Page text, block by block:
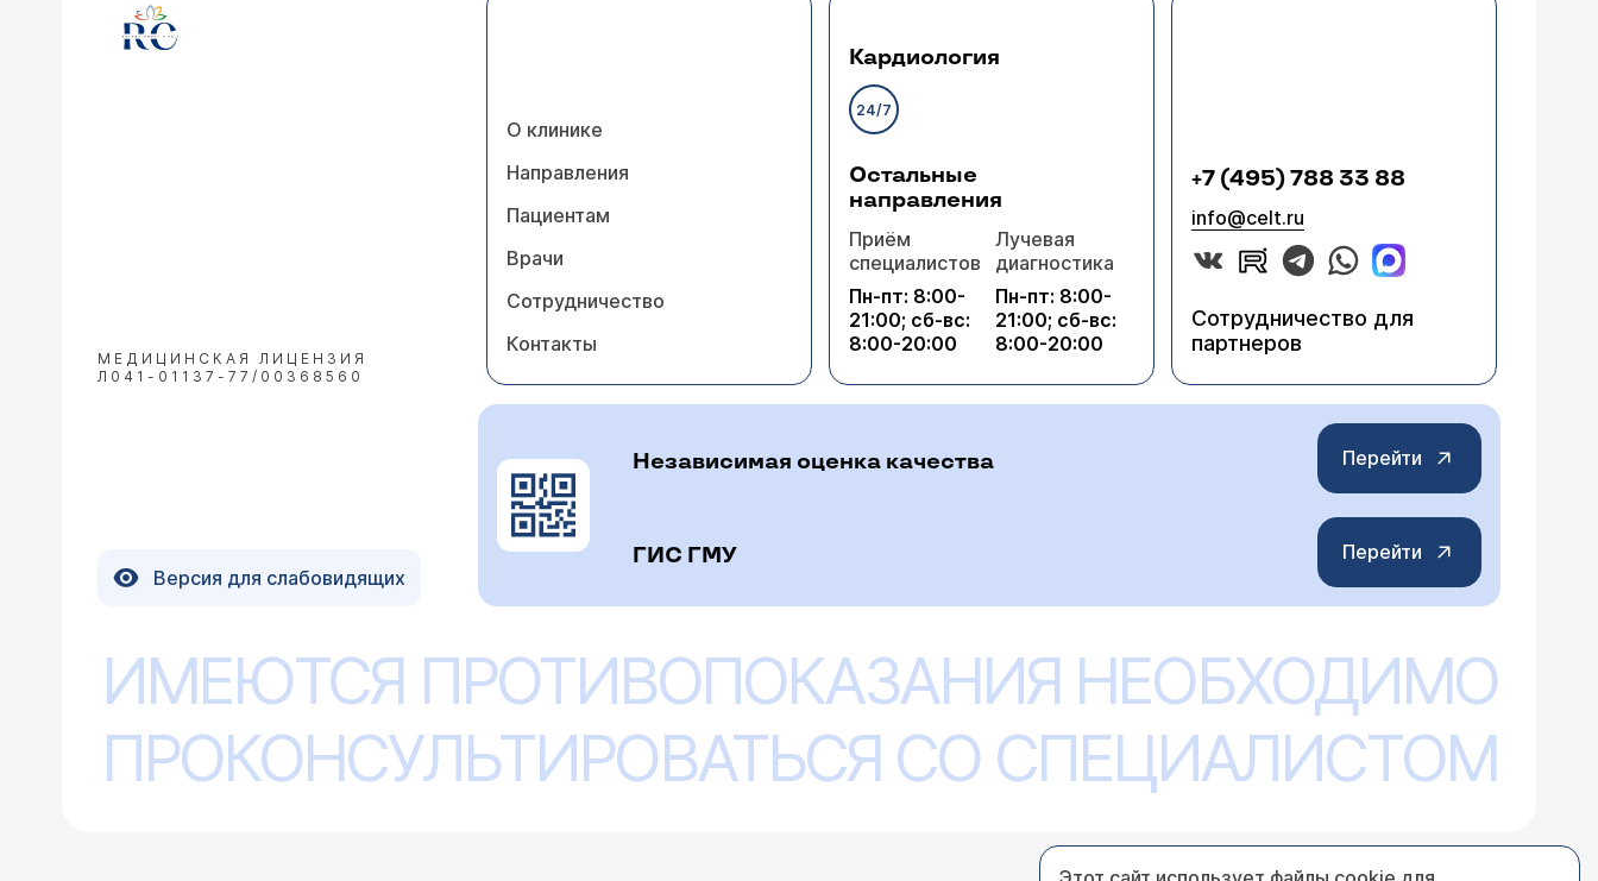
МЕДИЦИНСКАЯ ЛИЦЕНЗИЯ
Л041-01137-77/00368560
О клинике
Направления
Пациентам
Врачи
Сотрудничество
Контакты
Кардиология
24/7
Остальные
направления
Приём
специалистов
Пн-пт: 8:00-
21:00; сб-вс:
8:00-20:00
Лучевая
диагностика
Пн-пт: 8:00-
21:00; сб-вс:
8:00-20:00
+7 (495) 788 33 88
info@celt.ru
Сотрудничество для
партнеров
Версия для слабовидящих
Независимая оценка качества Перейти
ГИС ГМУ Перейти
ИМЕЮТСЯ ПРОТИВОПОКАЗАНИЯ НЕОБХОДИМО
ПРОКОНСУЛЬТИРОВАТЬСЯ СО СПЕЦИАЛИСТОМ